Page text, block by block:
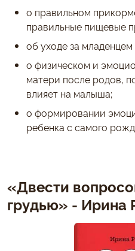
о правильном
правильные пищевые
об уходе за
о физическом и
матери после родов,
влияет на малыша;
о формировании
ребенка с самого
«Двести
грудью» - Ирина